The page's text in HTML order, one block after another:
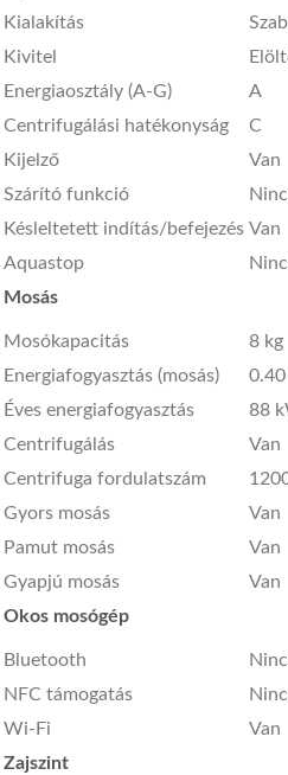
Kialakítás
Kivitel
Energiaosztály (A-G)
A
Centrifugálási hatékonyság
C
Kijelző
Van
Szárító funkció
Késleltetett indítás/befejezés Van
Aquastop
Mosás
Mosókapacitás
8 kg
Energiafogyasztás (mosás)
Éves energiafogyasztás
88
Centrifugálás
Van
Centrifuga fordulatszám
Gyors mosás
Van
Pamut mosás
Van
Gyapjú mosás
Van
Okos mosógép
Bluetooth
NFC támogatás
Wi-Fi
Van
Zajszint